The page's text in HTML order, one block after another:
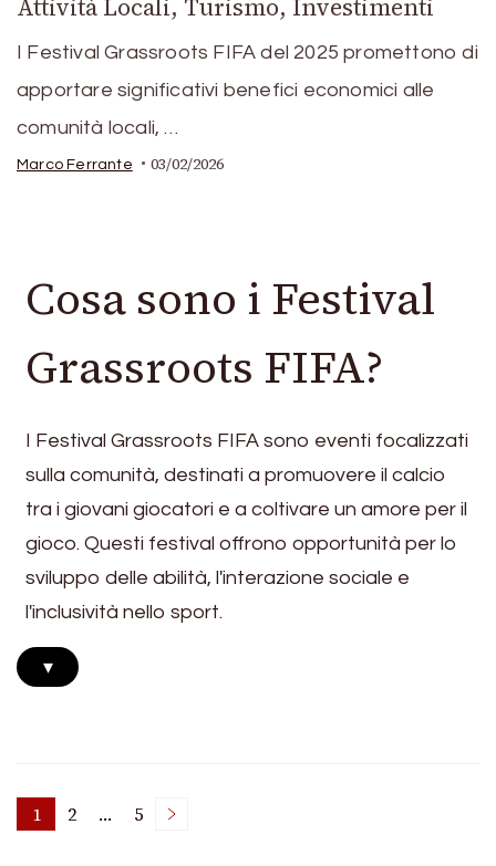
Attività Locali, Turismo, Investimenti
I Festival Grassroots FIFA del 2025 promettono di
apportare significativi benefici economici alle
comunità locali, …
Marco Ferrante 03/02/2026
Cosa sono i Festival
Grassroots FIFA?
I Festival Grassroots FIFA sono eventi focalizzati
sulla comunità, destinati a promuovere il calcio
tra i giovani giocatori e a coltivare un amore per il
gioco. Questi festival offrono opportunità per lo
sviluppo delle abilità, l'interazione sociale e
l'inclusività nello sport.
▾
Posts
Page
1 Page
2 … Page
5